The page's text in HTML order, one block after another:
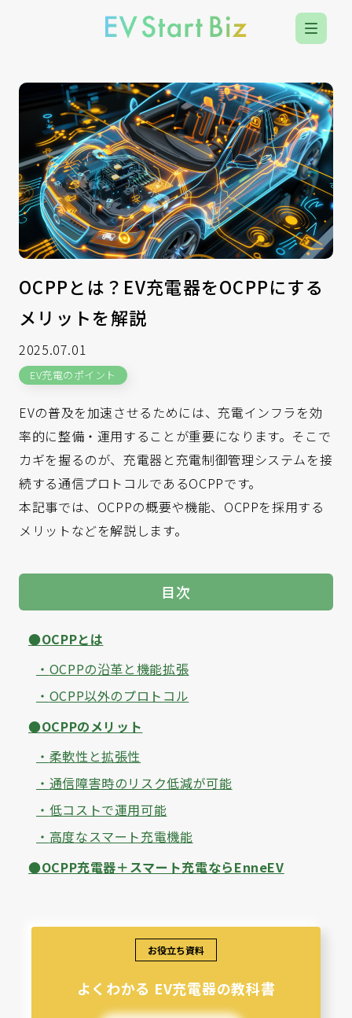
OCPPとは？EV充電器をOCPPにする
メリットを解説
2025.07.01
EV充電のポイント
EVの普及を加速させるためには、充電インフラを効
率的に整備・運用することが重要になります。そこで
カギを握るのが、充電器と充電制御管理システムを接
続する通信プロトコルであるOCPPです。
本記事では、OCPPの概要や機能、OCPPを採用する
メリットなどを解説します。
目次
OCPPとは
OCPPの沿革と機能拡張
OCPP以外のプロトコル
OCPPのメリット
柔軟性と拡張性
通信障害時のリスク低減が可能
低コストで運用可能
高度なスマート充電機能
OCPP充電器＋スマート充電ならEnneEV
お役立ち資料
よくわかる EV充電器の教科書